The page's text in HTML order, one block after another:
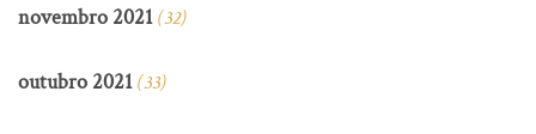
novembro 2021(32)
outubro 2021(33)